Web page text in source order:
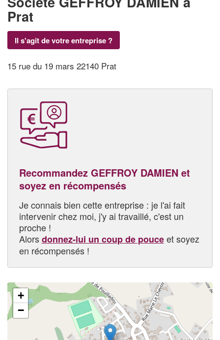
Prat
Il s'agit de votre entreprise ?
15 rue du 19 mars 22140 Prat
Recommandez GEFFROY DAMIEN et
soyez en récompensés
Je connais bien cette entreprise : je l'ai fait
intervenir chez moi, j'y ai travaillé, c'est un
proche !
Alorsdonnez-lui un coup de pouceet soyez
en récompensés !
+
−